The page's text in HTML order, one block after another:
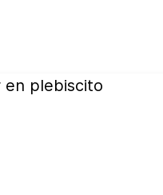
en plebiscito